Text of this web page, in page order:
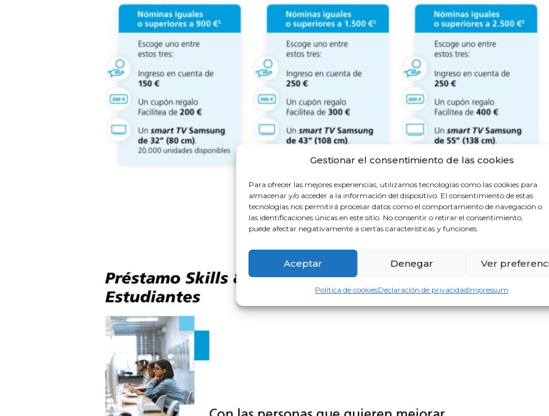
Gestionar el consentimiento de las cookies
Para ofrecer las mejores experiencias, utilizamos tecnologías como las cookies para
almacenar y/o acceder a la información del dispositivo. El consentimiento de estas
tecnologías nos permitirá procesar datos como el comportamiento de navegación o
las identificaciones únicas en este sitio. No consentir o retirar el consentimiento,
puede afectar negativamente a ciertas características y funciones.
Aceptar Denegar Ver
Política de cookiesDeclaración de privacidadImpressum